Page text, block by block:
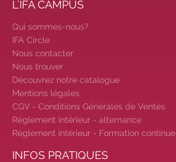
L'IFA CAMPUS
Qui sommes-nous?
IFA Circle
Nous contacter
Nous trouver
Découvrez notre catalogue
Mentions légales
CGV - Conditions Générales de Ventes
Règlement intérieur - alternance
Règlement intérieur - Formation continue
INFOS PRATIQUES